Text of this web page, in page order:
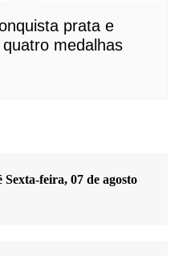
prata e
medalhas
Sexta-feira, 07 de agosto